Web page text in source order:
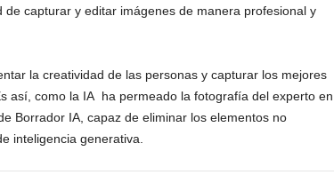
capturar y editar imágenes de manera profesional y
la creatividad de las personas y capturar los mejores
así, como la IA ha permeado la fotografía del experto en
Borrador IA, capaz de eliminar los elementos no
inteligencia generativa.